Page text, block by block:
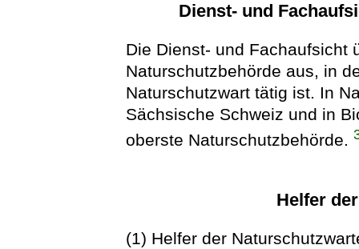
Dienst- und
Die Dienst- und Fachaufsicht
Naturschutzbehörde aus, in
Naturschutzwart tätig ist. In
Sächsische Schweiz und in
oberste Naturschutzbehörde.
Helfer
(1) Helfer der